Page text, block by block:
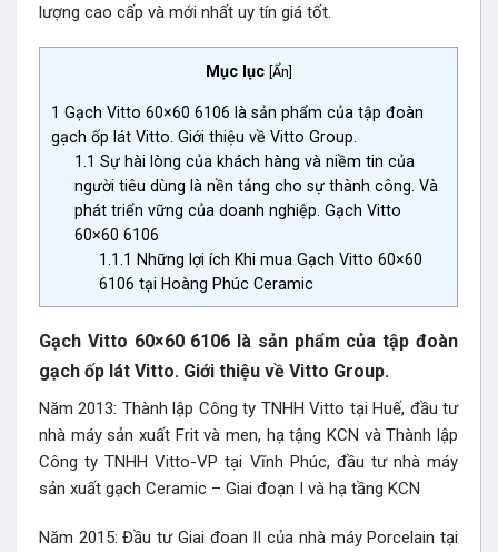
lượng cao cấp và mới nhất uy tín giá tốt.
Mục lục Ẩn
1 Gạch Vitto 60×60 6106 là sản phẩm của tập đoàn
gạch ốp lát Vitto. Giới thiệu về Vitto Group.
1.1 Sự hài lòng của khách hàng và niềm tin của
người tiêu dùng là nền tảng cho sự thành công. Và
phát triển vững của doanh nghiệp. Gạch Vitto
60×60 6106
1.1.1 Những lợi ích Khi mua Gạch Vitto 60×60
6106 tại Hoàng Phúc Ceramic
Gạch Vitto 60×60 6106 là sản phẩm của tập đoàn
gạch ốp lát Vitto. Giới thiệu về Vitto Group.
Năm 2013: Thành lập Công ty TNHH Vitto tại Huế, đầu tư
nhà máy sản xuất Frit và men, hạ tậng KCN và Thành lập
Công ty TNHH Vitto-VP tại Vĩnh Phúc, đầu tư nhà máy
sản xuất gạch Ceramic – Giai đoạn I và hạ tầng KCN
Năm 2015: Đầu tư Giai đoan II của nhà máy Porcelain tại